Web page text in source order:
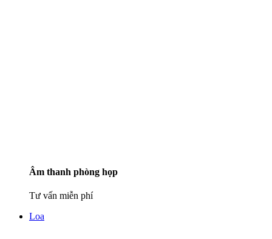
Âm thanh phòng họp
Tư vấn miễn phí
Loa